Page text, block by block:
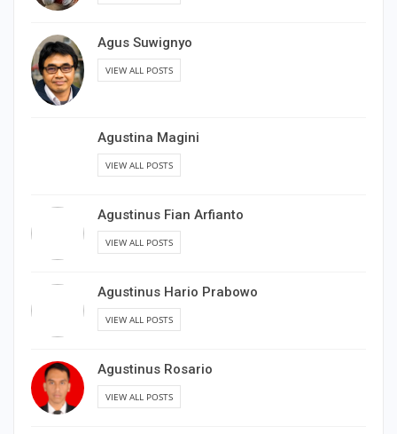
Agus Suwignyo
VIEW ALL POSTS
Agustina Magini
VIEW ALL POSTS
Agustinus Fian Arfianto
VIEW ALL POSTS
Agustinus Hario Prabowo
VIEW ALL POSTS
Agustinus Rosario
VIEW ALL POSTS